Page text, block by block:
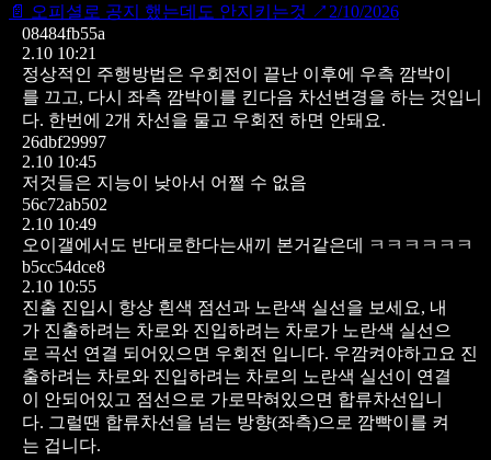
📄
오피셜로 공지 했는데도 안지키는것 ↗ 2/10/2026
08484fb55a
2.10 10:21
정상적인 주행방법은 우회전이 끝난 이후에 우측 깜박이
를 끄고, 다시 좌측 깜박이를 킨다음 차선변경을 하는 것입니
다. 한번에 2개 차선을 물고 우회전 하면 안돼요.
26dbf29997
2.10 10:45
저것들은 지능이 낮아서 어쩔 수 없음
56c72ab502
2.10 10:49
오이갤에서도 반대로한다는새끼 본거같은데 ㅋㅋㅋㅋㅋㅋ
b5cc54dce8
2.10 10:55
진출 진입시 항상 흰색 점선과 노란색 실선을 보세요, 내
가 진출하려는 차로와 진입하려는 차로가 노란색 실선으
로 곡선 연결 되어있으면 우회전 입니다. 우깜켜야하고요 진
출하려는 차로와 진입하려는 차로의 노란색 실선이 연결
이 안되어있고 점선으로 가로막혀있으면 합류차선입니
다. 그럴땐 합류차선을 넘는 방향(좌측)으로 깜빡이를 켜
는 겁니다.